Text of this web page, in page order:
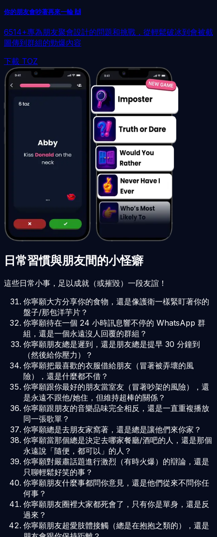
你的朋友會吵著再來一輪 🙌
6514+專為朋友聚會設計的問題和挑戰，從輕鬆破冰到會被截
圖傳到群組的勁爆內容
下載 TOZ
日常習慣與朋友間的小怪癖
這些日常小事，足以成就（或摧毀）一段友誼！
你寧願大方分享你的食物，還是像護衛一樣緊盯著你的
盤子/那包洋芋片？
你寧願待在一個 24 小時訊息響不停的 WhatsApp 群
組，還是一個永遠沒人回覆的群組？
你寧願朋友總是遲到，還是朋友總是提早 30 分鐘到
（然後給你壓力）？
你寧願把最喜歡的衣服借給朋友（冒著被弄壞的風
險），還是什麼都不借？
你寧願跟你最好的朋友當室友（冒著吵架的風險），還
是永遠不跟他/她住，但維持超棒的關係？
你寧願跟朋友的音樂品味完全相反，還是一直重複播放
同一張歌單？
你寧願總是去朋友家窩著，還是總是讓他們來你家？
你寧願當那個總是決定去哪家餐廳/酒吧的人，還是那個
永遠說「隨便，都可以」的人？
你寧願對嚴肅話題進行激烈（有時火爆）的辯論，還是
只聊輕鬆好笑的事？
你寧願朋友什麼事都問你意見，還是他們從來不問你任
何事？
你寧願朋友圈裡大家都死會了，只有你是單身，還是反
過來？
你寧願朋友超愛肢體接觸（總是在抱抱之類的），還是